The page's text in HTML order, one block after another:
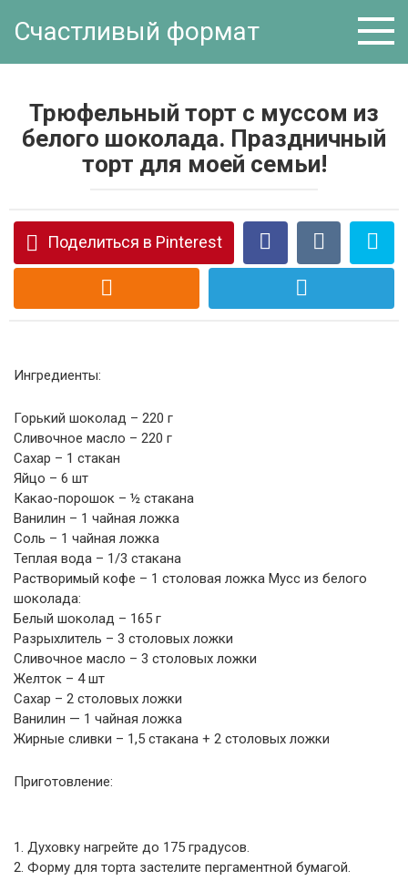
Счастливый формат
Трюфельный торт с муссом из
белого шоколада. Праздничный
торт для моей семьи!
Поделиться в Pinterest
Ингредиенты:
Горький шоколад – 220 г
Сливочное масло – 220 г
Сахар – 1 стакан
Яйцо – 6 шт
Какао-порошок – ½ стакана
Ванилин – 1 чайная ложка
Соль – 1 чайная ложка
Теплая вода – 1/3 стакана
Растворимый кофе – 1 столовая ложка Мусс из белого
шоколада:
Белый шоколад – 165 г
Разрыхлитель – 3 столовых ложки
Сливочное масло – 3 столовых ложки
Желток – 4 шт
Сахар – 2 столовых ложки
Ванилин — 1 чайная ложка
Жирные сливки – 1,5 стакана + 2 столовых ложки
Приготовление:
1. Духовку нагрейте до 175 градусов.
2. Форму для торта застелите пергаментной бумагой.